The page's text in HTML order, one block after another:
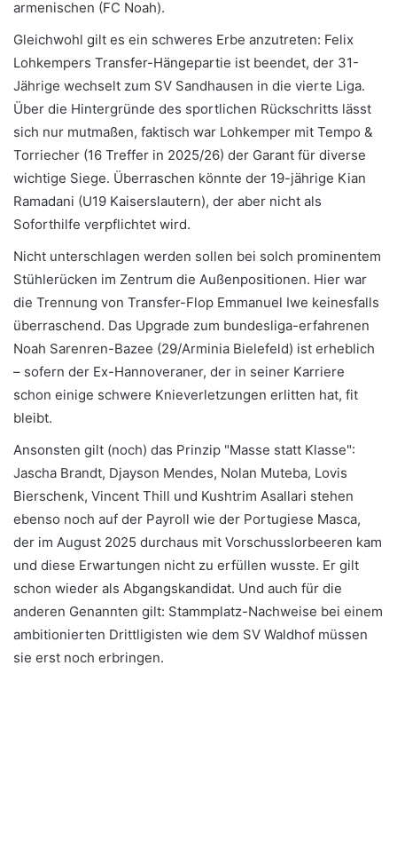
armenischen (FC Noah).
Gleichwohl gilt es ein schweres Erbe anzutreten: Felix
Lohkempers Transfer-Hängepartie ist beendet, der 31-
Jährige wechselt zum SV Sandhausen in die vierte Liga.
Über die Hintergründe des sportlichen Rückschritts lässt
sich nur mutmaßen, faktisch war Lohkemper mit Tempo &
Torriecher (16 Treffer in 2025/26) der Garant für diverse
wichtige Siege. Überraschen könnte der 19-jährige Kian
Ramadani (U19 Kaiserslautern), der aber nicht als
Soforthilfe verpflichtet wird.
Nicht unterschlagen werden sollen bei solch prominentem
Stühlerücken im Zentrum die Außenpositionen. Hier war
die Trennung von Transfer-Flop Emmanuel Iwe keinesfalls
überraschend. Das Upgrade zum bundesliga-erfahrenen
Noah Sarenren-Bazee (29/Arminia Bielefeld) ist erheblich
– sofern der Ex-Hannoveraner, der in seiner Karriere
schon einige schwere Knieverletzungen erlitten hat, fit
bleibt.
Ansonsten gilt (noch) das Prinzip "Masse statt Klasse":
Jascha Brandt, Djayson Mendes, Nolan Muteba, Lovis
Bierschenk, Vincent Thill und Kushtrim Asallari stehen
ebenso noch auf der Payroll wie der Portugiese Masca,
der im August 2025 durchaus mit Vorschusslorbeeren kam
und diese Erwartungen nicht zu erfüllen wusste. Er gilt
schon wieder als Abgangskandidat. Und auch für die
anderen Genannten gilt: Stammplatz-Nachweise bei einem
ambitionierten Drittligisten wie dem SV Waldhof müssen
sie erst noch erbringen.